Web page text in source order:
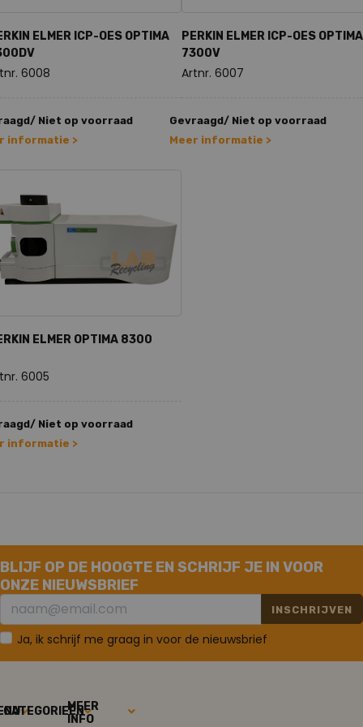
ELMER ICP-OES OPTIMA
6008
Niet op voorraad
informatie >
PERKIN ELMER ICP-OES OPTIMA
7300V
Artnr. 6007
Gevraagd/ Niet op voorraad
Meer informatie >
ELMER OPTIMA 8300
6005
Niet op voorraad
informatie >
BLIJF OP DE HOOGTE EN SCHRIJF JE IN VOOR
ONZE NIEUWSBRIEF
INSCHRIJVEN
Ja, ik schrijf me graag in voor de nieuwsbrief
CATEGORIEËNMEER
INFO